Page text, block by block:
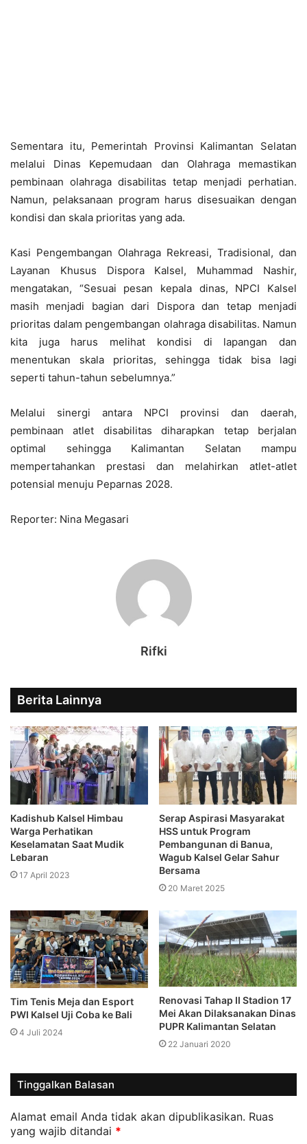
Sementara itu, Pemerintah Provinsi Kalimantan Selatan
melalui Dinas Kepemudaan dan Olahraga memastikan
pembinaan olahraga disabilitas tetap menjadi perhatian.
Namun, pelaksanaan program harus disesuaikan dengan
kondisi dan skala prioritas yang ada.
Kasi Pengembangan Olahraga Rekreasi, Tradisional, dan
Layanan Khusus Dispora Kalsel, Muhammad Nashir,
mengatakan, “Sesuai pesan kepala dinas, NPCI Kalsel
masih menjadi bagian dari Dispora dan tetap menjadi
prioritas dalam pengembangan olahraga disabilitas. Namun
kita juga harus melihat kondisi di lapangan dan
menentukan skala prioritas, sehingga tidak bisa lagi
seperti tahun-tahun sebelumnya.”
Melalui sinergi antara NPCI provinsi dan daerah,
pembinaan atlet disabilitas diharapkan tetap berjalan
optimal sehingga Kalimantan Selatan mampu
mempertahankan prestasi dan melahirkan atlet-atlet
potensial menuju Peparnas 2028.
Reporter: Nina Megasari
Rifki
Berita Lainnya
Kadishub Kalsel Himbau
Warga Perhatikan
Keselamatan Saat Mudik
Lebaran
17 April 2023
Serap Aspirasi Masyarakat
HSS untuk Program
Pembangunan di Banua,
Wagub Kalsel Gelar Sahur
Bersama
20 Maret 2025
Tim Tenis Meja dan Esport
PWI Kalsel Uji Coba ke Bali
4 Juli 2024
Renovasi Tahap II Stadion 17
Mei Akan Dilaksanakan Dinas
PUPR Kalimantan Selatan
22 Januari 2020
Tinggalkan Balasan
Alamat email Anda tidak akan dipublikasikan. Ruas
yang wajib ditandai *